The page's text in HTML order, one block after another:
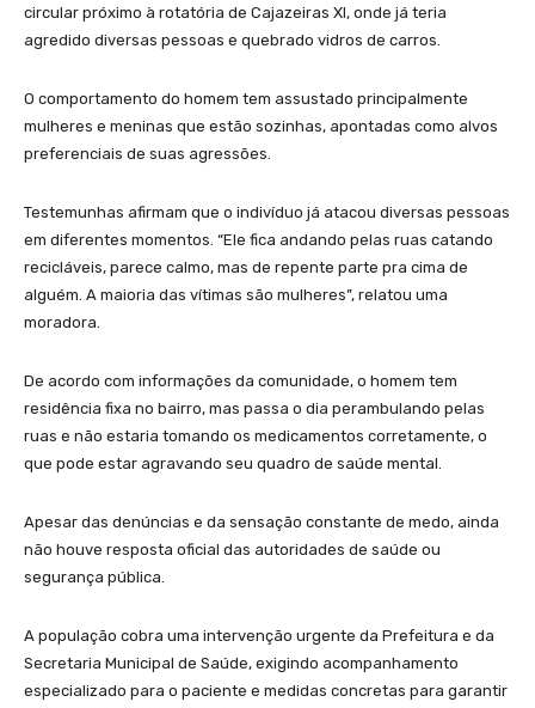
circular próximo à rotatória de Cajazeiras XI, onde já teria
agredido diversas pessoas e quebrado vidros de carros.
O comportamento do homem tem assustado principalmente
mulheres e meninas que estão sozinhas, apontadas como alvos
preferenciais de suas agressões.
Testemunhas afirmam que o indivíduo já atacou diversas pessoas
em diferentes momentos. “Ele fica andando pelas ruas catando
recicláveis, parece calmo, mas de repente parte pra cima de
alguém. A maioria das vítimas são mulheres”, relatou uma
moradora.
De acordo com informações da comunidade, o homem tem
residência fixa no bairro, mas passa o dia perambulando pelas
ruas e não estaria tomando os medicamentos corretamente, o
que pode estar agravando seu quadro de saúde mental.
Apesar das denúncias e da sensação constante de medo, ainda
não houve resposta oficial das autoridades de saúde ou
segurança pública.
A população cobra uma intervenção urgente da Prefeitura e da
Secretaria Municipal de Saúde, exigindo acompanhamento
especializado para o paciente e medidas concretas para garantir